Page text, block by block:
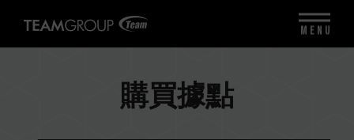
購買據點
MENU